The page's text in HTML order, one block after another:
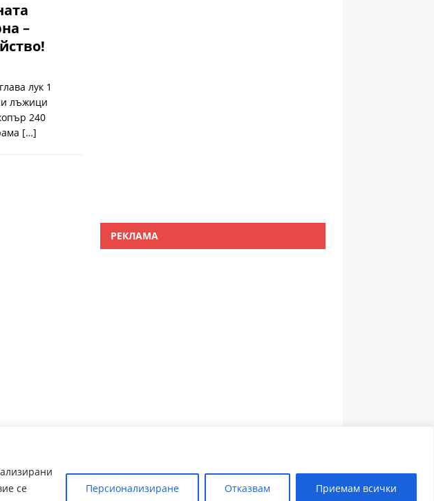
се
Персионализиране Отказвам Приемам всички
–
лук 1
лъжици
240
[…]
РЕКЛАМА
ЗЪБОЛЕКАР ПЛОВДИВ